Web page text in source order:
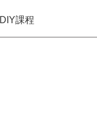
DIY課程